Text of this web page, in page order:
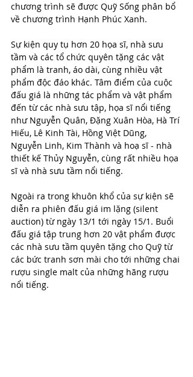
chương trình sẽ được Quỹ Sống phân bổ
về chương trình Hạnh Phúc Xanh.
Sự kiện quy tụ hơn 20 họa sĩ, nhà sưu
tầm và các tổ chức quyên tặng các vật
phẩm là tranh, áo dài, cùng nhiều vật
phẩm độc đáo khác. Tâm điểm của cuộc
đấu giá là những tác phẩm và vật phẩm
đến từ các nhà sưu tập, họa sĩ nổi tiếng
như Nguyễn Quân, Đặng Xuân Hòa, Hà Trí
Hiếu, Lê Kinh Tài, Hồng Việt Dũng,
Nguyễn Linh, Kim Thành và hoạ sĩ - nhà
thiết kế Thủy Nguyễn, cùng rất nhiều họa
sĩ và nhà sưu tầm nổi tiếng.
Ngoài ra trong khuôn khổ của sự kiện sẽ
diễn ra phiên đấu giá im lặng (silent
auction) từ ngày 13/1 tới ngày 15/1. Buổi
đấu giá tập trung hơn 20 vật phẩm được
các nhà sưu tầm quyên tặng cho Quỹ từ
các bức tranh sơn mài cho tới những chai
rượu single malt của những hãng rượu
nổi tiếng.